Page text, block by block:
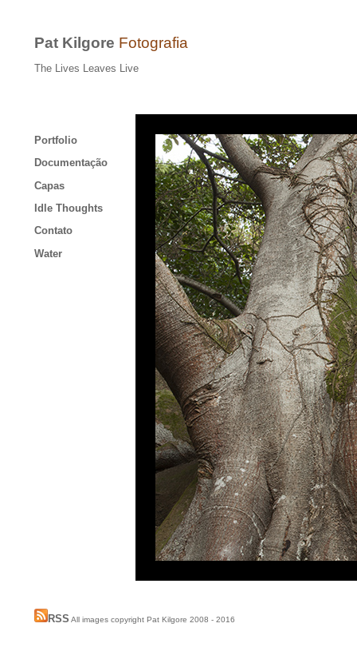
Pat Kilgore Fotografia
The Lives Leaves Live
Portfolio
Documentação
Capas
Idle Thoughts
Contato
Water
RSS All images copyright Pat Kilgore 2008 - 2016